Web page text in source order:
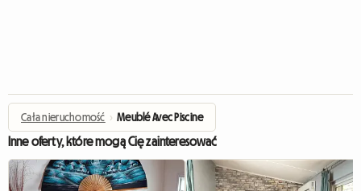
Cała nieruchomość › Meublé Avec Piscine
Inne oferty, które mogą Cię zainteresować